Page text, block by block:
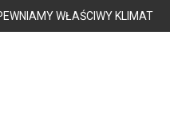
WŁAŚCIWY KLIMAT